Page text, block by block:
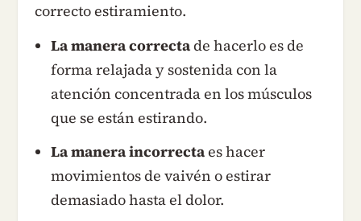
correcto estiramiento.
La manera correctade hacerlo es de
forma relajada y sostenida con la
atención concentrada en los músculos
que se están estirando.
La manera incorrectaes hacer
movimientos de vaivén o estirar
demasiado hasta el dolor.